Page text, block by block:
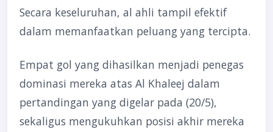
Secara keseluruhan, al ahli tampil efektif
dalam memanfaatkan peluang yang tercipta.
Empat gol yang dihasilkan menjadi penegas
dominasi mereka atas Al Khaleej dalam
pertandingan yang digelar pada (20/5),
sekaligus mengukuhkan posisi akhir mereka